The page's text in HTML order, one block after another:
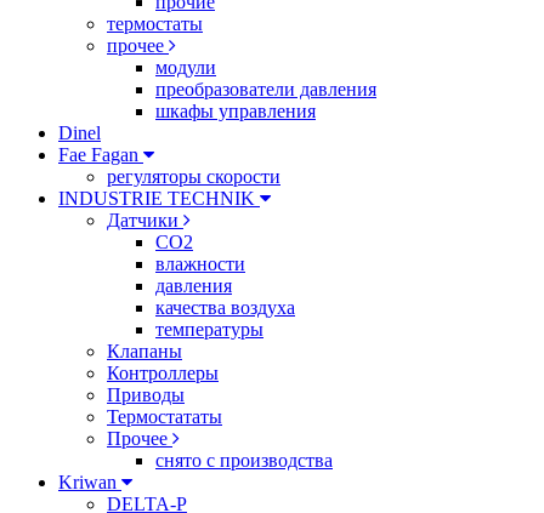
термостаты
прочее
модули
преобразователи давления
шкафы управления
Dinel
Fae Fagan
регуляторы скорости
INDUSTRIE TECHNIK
Датчики
CO2
влажности
давления
качества воздуха
температуры
Клапаны
Контроллеры
Приводы
Термостататы
Прочее
снято с производства
Kriwan
DELTA-P